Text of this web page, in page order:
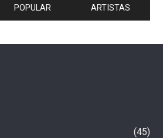
POPULAR ARTISTAS
45